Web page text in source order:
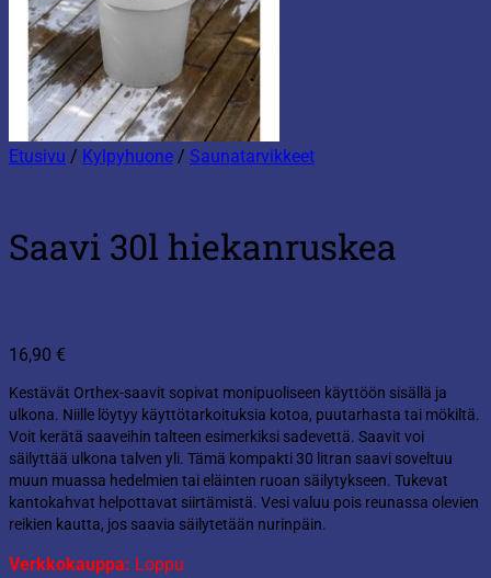
Etusivu / Kylpyhuone / Saunatarvikkeet
Saavi 30l hiekanruskea
16,90 €
Kestävät Orthex-saavit sopivat monipuoliseen käyttöön sisällä ja
ulkona. Niille löytyy käyttötarkoituksia kotoa, puutarhasta tai mökiltä.
Voit kerätä saaveihin talteen esimerkiksi sadevettä. Saavit voi
säilyttää ulkona talven yli. Tämä kompakti 30 litran saavi soveltuu
muun muassa hedelmien tai eläinten ruoan säilytykseen. Tukevat
kantokahvat helpottavat siirtämistä. Vesi valuu pois reunassa olevien
reikien kautta, jos saavia säilytetään nurinpäin.
Verkkokauppa: Loppu